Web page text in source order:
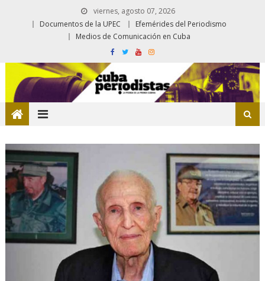
viernes, agosto 07, 2026
Documentos de la UPEC
Efemérides del Periodismo
Medios de Comunicación en Cuba